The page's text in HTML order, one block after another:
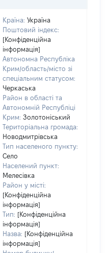
Країна: Україна
Поштовий індекс:
[Конфіденційна
інформація]
Автономна Республіка
Крим/область/місто зі
спеціальним статусом:
Черкаська
Район в області та
Автономній Республіці
Крим: Золотоніський
Територіальна громада:
Новодмитрівська
Тип населеного пункту:
Село
Населений пункт:
Мелесівка
Район у місті:
[Конфіденційна
інформація]
Тип: [Конфіденційна
інформація]
Назва: [Конфіденційна
інформація]